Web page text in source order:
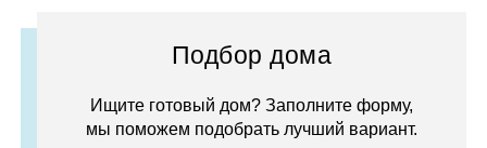
Подбор дома
Ищите готовый дом? Заполните форму,
мы поможем подобрать лучший вариант.